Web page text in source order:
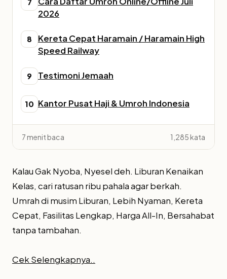
2026
8
Kereta Cepat Haramain / Haramain High
Speed Railway
9 Testimoni Jemaah
10 Kantor Pusat Haji & Umroh Indonesia
7 menit baca 1,285 kata
Kalau Gak Nyoba, Nyesel deh. Liburan Kenaikan
Kelas, cari ratusan ribu pahala agar berkah.
Umrah di musim Liburan, Lebih Nyaman, Kereta
Cepat, Fasilitas Lengkap, Harga All-In, Bersahabat
tanpa tambahan.
Cek Selengkapnya..